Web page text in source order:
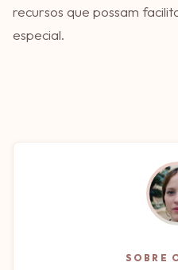
recursos que possam
especial.
SOBRE